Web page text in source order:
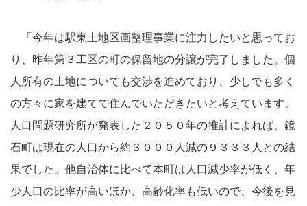
「今年は駅東土地区画整理事業に注力したいと思ってお
り、昨年第３工区の町の保留地の分譲が完了しました。個
人所有の土地についても交渉を進めており、少しでも多く
の方々に家を建てて住んでいただきたいと考えています。
人口問題研究所が発表した２０５０年の推計によれば、鏡
石町は現在の人口から約３０００人減の９３３３人との結
果でした。他自治体に比べて本町は人口減少率が低く、年
少人口の比率が高いほか、高齢化率も低いので、今後を見